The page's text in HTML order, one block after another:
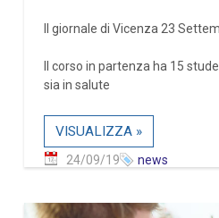
Il giornale di Vicenza 23
Il corso in partenza ha 15
sia in salute
VISUALIZZA »
24/09/19 news